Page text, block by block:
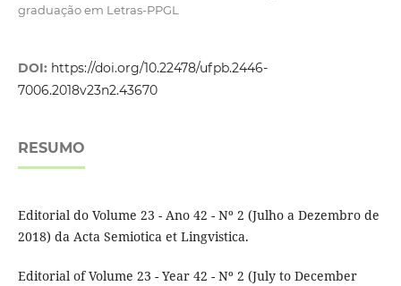
graduação em Letras-PPGL
DOI: https://doi.org/10.22478/ufpb.2446-
7006.2018v23n2.43670
RESUMO
Editorial do Volume 23 - Ano 42 - Nº 2 (Julho a Dezembro de
2018) da Acta Semiotica et Lingvistica.
Editorial of Volume 23 - Year 42 - Nº 2 (July to December